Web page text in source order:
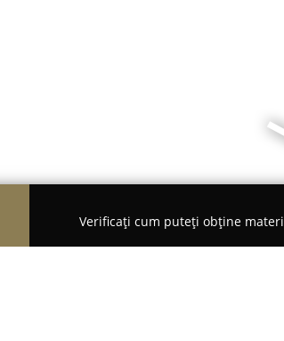
Verificați cum puteți obține